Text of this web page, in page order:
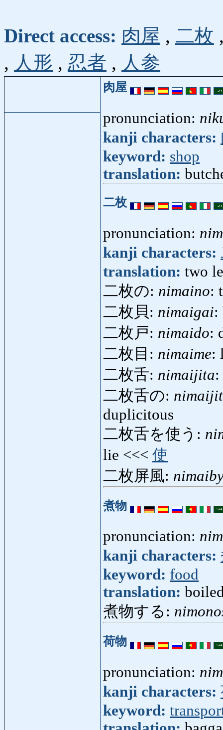
Direct access: 肉屋 , 二枚
, 人形 , 忍者 , 人参
肉屋
pronunciation:
kanji characters:
keyword: shop
translation:
二枚
pronunciation:
kanji characters:
translation: two
二枚の: nimaino:
二枚貝: nimaigai:
二枚戸: nimaido:
二枚目: nimaime:
二枚舌: nimaijita
二枚舌の:
duplicitous
二枚舌を使う:
lie <<< 使
二枚屏風:
煮物
pronunciation:
kanji characters:
keyword: food
translation:
煮物する:
荷物
pronunciation:
kanji characters:
keyword: